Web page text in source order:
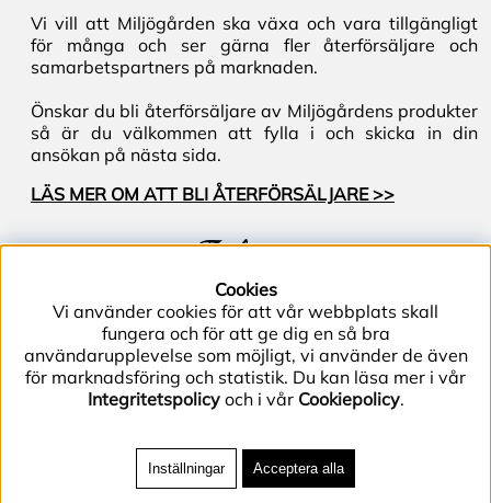
Vi vill att Miljögården ska växa och vara tillgängligt
för många och ser gärna fler återförsäljare och
samarbetspartners på marknaden.
Önskar du bli återförsäljare av Miljögårdens produkter
så är du välkommen att fylla i och skicka in din
ansökan på nästa sida.
LÄS MER OM ATT BLI ÅTERFÖRSÄLJARE >>
Följ oss
Telefon (+46) 40–40 86 40 | E-post
info@miljogarden.com
| Bolagsgatan 2, 233 51
Svedala
Cookies
Vi använder cookies för att vår webbplats skall
fungera och för att ge dig en så bra
användarupplevelse som möjligt, vi använder de även
för marknadsföring och statistik. Du kan läsa mer i vår
Integritetspolicyoch i vår Cookiepolicy.
Inställningar Acceptera alla